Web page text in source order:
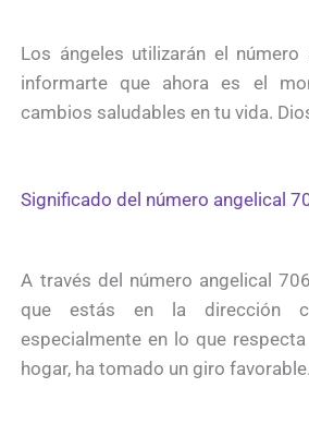
Los ángeles utilizarán el
informarte que ahora es el
cambios saludables en tu vida.
Significado del número angelical
A través del número angelical
que estás en la dirección
especialmente en lo que
hogar, ha tomado un giro favorable.